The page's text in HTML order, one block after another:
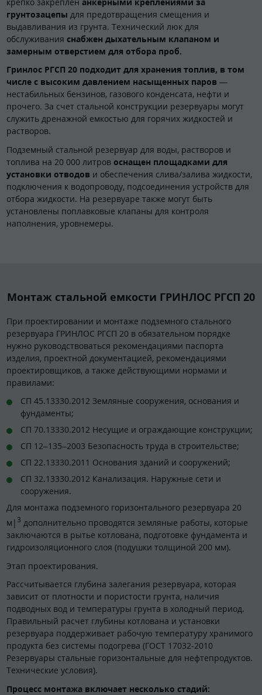
грунтозацепы для предотвращения смещения и
выдавливания из грунта. Технический люк для
обслуживания снабжен дыхательным клапаном и
замерным отверстием для отбора проб.
Гринлос РГСП 20 подходит для хранения топлив, в том
числе с высоким давлением насыщенных паров —
нестабильных бензинов, газового конденсата, нефти и
прочего. За счет стальной конструкции резервуары могут
служить дренажной емкостью для горячих жидкостей и
растворов.
Подземный стальной резервуар для воды, растворов и
топлива на 20 000 литров оснащен площадками для
установки отводов и обеспечения слива/залива жидкости,
подключения к водопроводу, подсоединения устройств для
отбора жидкости. На резервуаре также могут быть
установлены поплавковые клапаны для контроля
наполнения, уровнемеры.
Монтаж стальной емкости ГРИНЛОС РГСП 20
При проектировании и монтаже подземного стального
резервуара ГРИНЛОС РГСП 20 в обязательном порядке
нужно руководствоваться рекомендациями паспорта
изделия, проектной документацией, рекомендациями
проектировщиков, а также действующими нормами и
правилами:
СП 45.13330.2012 Земляные сооружения, основания и
фундаменты;
СП 70.13330.2012 Несущие и ограждающие конструкции;
СП 12–135–2003 Безопасность труда в строительстве;
СП 22.13330.2011 Основания зданий и сооружений;
СП 32.13330.2012 Канализация. Наружные сети и
сооружения.
Для монтажа подземного горизонтального резервуара 20
м| 3 дополнительно проводятся земляные работы, которые
заключаются в рытье котлована, подготовке фундамента и
гидроизоляционного слоя (подушки толщиной 200 мм).
Этап проектирования.
Рассчитывается глубина залегания резервуара, которая
зависит от плотности и пористости грунта, наличия
подводных вод и температуры грунта в холодный период.
Правильный расчет глубины котлована и установки
резервуара поддерживает рабочую температуру хранимого
продукта без системы подогрева (ГОСТ 17032-2010
Резервуары стальные горизонтальные для нефтепродуктов.
Технические условия).
Процесс монтажа включает несколько стадий: